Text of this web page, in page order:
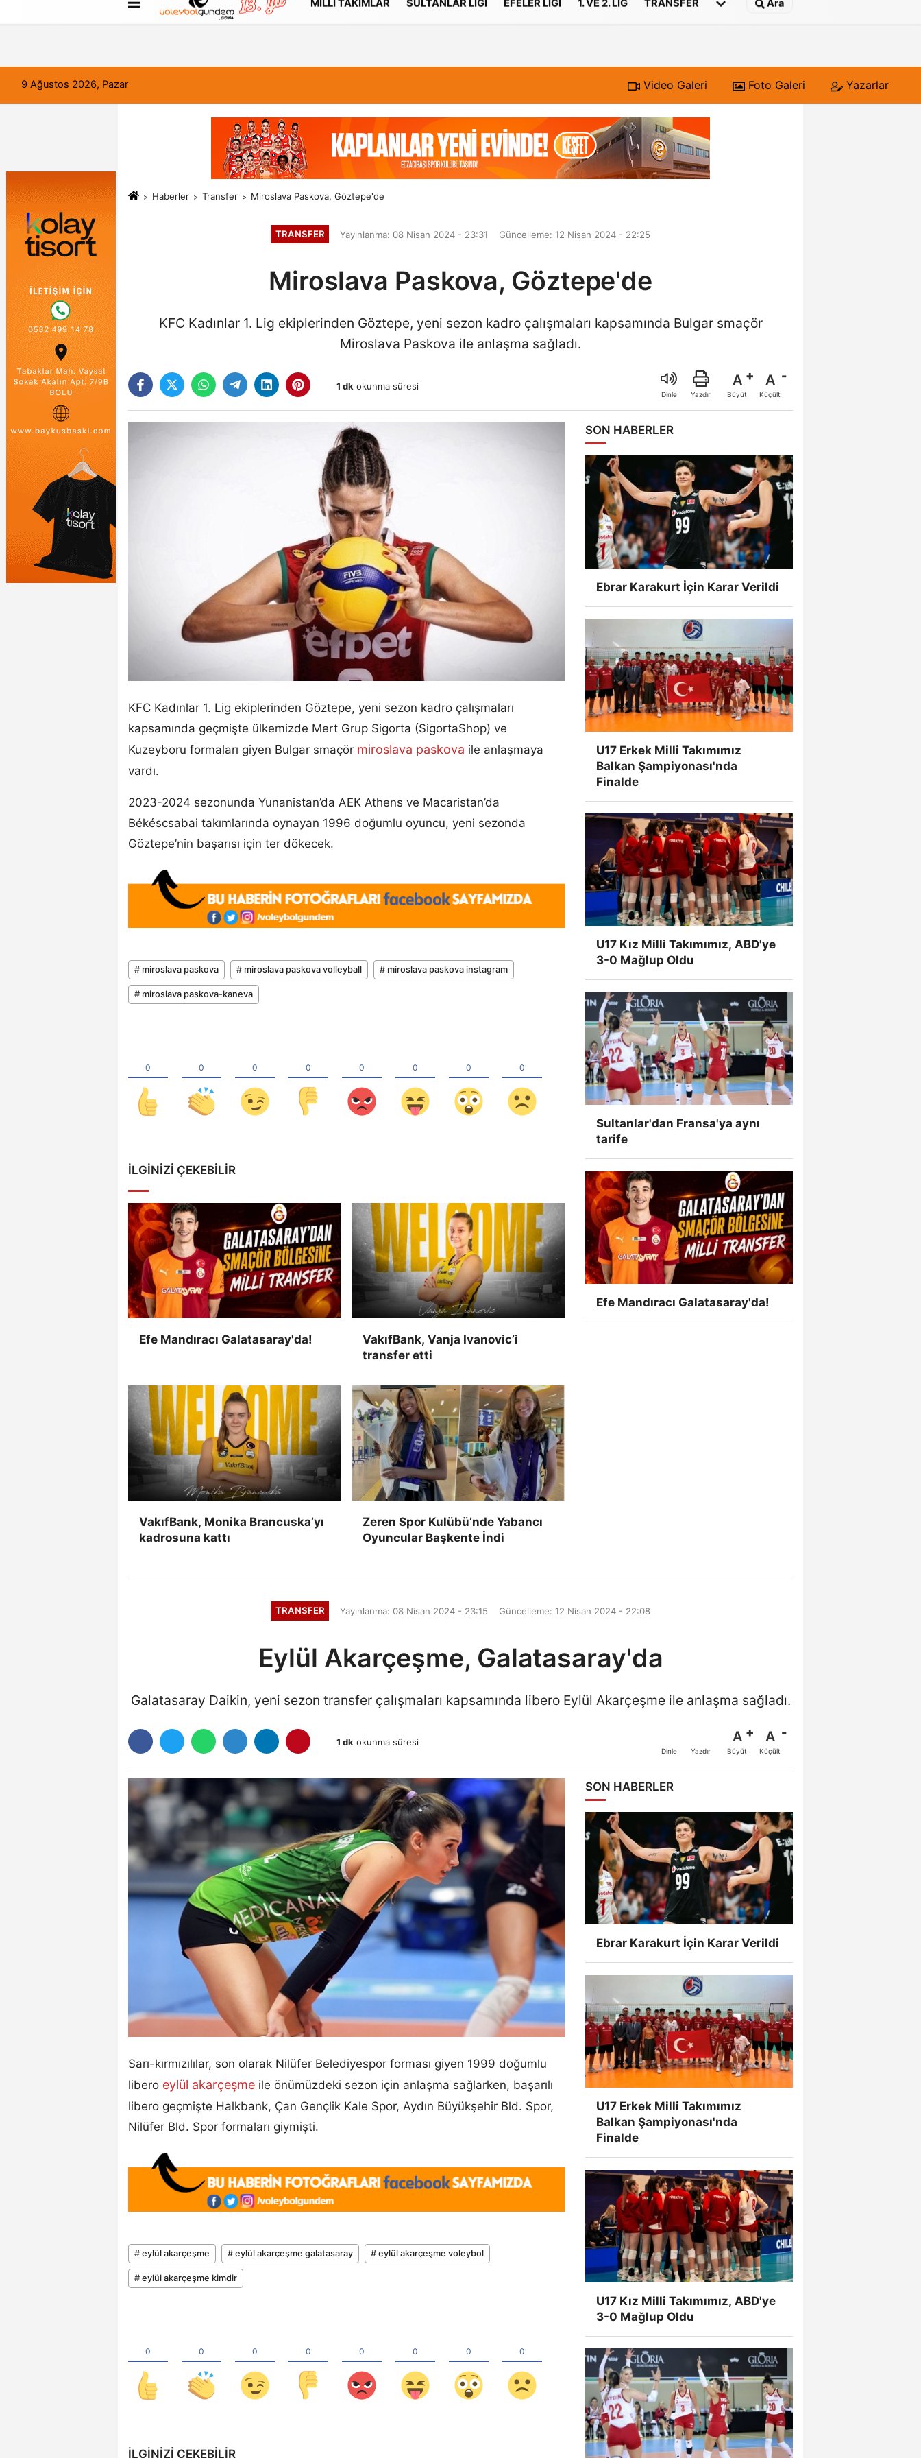
FORUM Haber Gönder Künye
MILLI TAKIMLAR SULTANLAR LIGI EFELER LIGI 1. VE 2. LIG TRANSFER Ara
9 Ağustos 2026, Pazar Video Galeri Foto Galeri Yazarlar
Haberler Transfer Miroslava Paskova, Göztepe'de
TRANSFER Yayınlanma: 08 Nisan 2024 - 23:31 Güncelleme: 12 Nisan 2024 - 22:25
Miroslava Paskova, Göztepe'de
KFC Kadınlar 1. Lig ekiplerinden Göztepe, yeni sezon kadro çalışmaları kapsamında Bulgar smaçör
Miroslava Paskova ile anlaşma sağladı.
1 dk okunma süresi
Dinle Yazdır
A
Büyüt
A
Küçült
KFC Kadınlar 1. Lig ekiplerinden Göztepe, yeni sezon kadro çalışmaları
kapsamında geçmişte ülkemizde Mert Grup Sigorta (SigortaShop) ve
Kuzeyboru formaları giyen Bulgar smaçör miroslava paskova ile anlaşmaya
vardı.
2023-2024 sezonunda Yunanistan’da AEK Athens ve Macaristan’da
Békéscsabai takımlarında oynayan 1996 doğumlu oyuncu, yeni sezonda
Göztepe’nin başarısı için ter dökecek.
# miroslava paskova # miroslava paskova volleyball # miroslava paskova instagram
# miroslava paskova-kaneva
İLGINIZI ÇEKEBILIR
Efe Mandıracı Galatasaray'da!
VakıfBank, Vanja Ivanovic’i
transfer etti
VakıfBank, Monika Brancuska’yı
kadrosuna kattı
Zeren Spor Kulübü’nde Yabancı
Oyuncular Başkente İndi
SON HABERLER
Ebrar Karakurt İçin Karar Verildi
U17 Erkek Milli Takımımız
Balkan Şampiyonası'nda
Finalde
U17 Kız Milli Takımımız, ABD'ye
3-0 Mağlup Oldu
Sultanlar'dan Fransa'ya aynı
tarife
Efe Mandıracı Galatasaray'da!
TRANSFER Yayınlanma: 08 Nisan 2024 - 23:15 Güncelleme: 12 Nisan 2024 - 22:08
Eylül Akarçeşme, Galatasaray'da
Galatasaray Daikin, yeni sezon transfer çalışmaları kapsamında libero Eylül Akarçeşme ile anlaşma sağladı.
1 dk okunma süresi
Dinle Yazdır
A
Büyüt
A
Küçült
Sarı-kırmızılılar, son olarak Nilüfer Belediyespor forması giyen 1999 doğumlu
libero eylül akarçeşme ile önümüzdeki sezon için anlaşma sağlarken, başarılı
libero geçmişte Halkbank, Çan Gençlik Kale Spor, Aydın Büyükşehir Bld. Spor,
Nilüfer Bld. Spor formaları giymişti.
# eylül akarçeşme # eylül akarçeşme galatasaray # eylül akarçeşme voleybol
# eylül akarçeşme kimdir
İLGINIZI ÇEKEBILIR
SON HABERLER
Ebrar Karakurt İçin Karar Verildi
U17 Erkek Milli Takımımız
Balkan Şampiyonası'nda
Finalde
U17 Kız Milli Takımımız, ABD'ye
3-0 Mağlup Oldu